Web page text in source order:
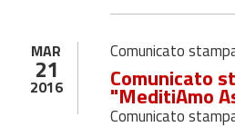
MAR
21
2016
Comunicato
Comunicato
"MeditiAmo
Comunicato